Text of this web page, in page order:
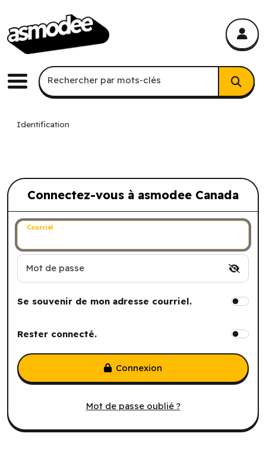
Menu
Recherche par mots-clés
Rechercher par mots-clés
Identification
Connectez-vous à asmodee Canada
Connectez-vous à asmodee Canada
Courriel
Mot de passe
Se souvenir de mon adresse courriel.
Rester connecté.
Mot de passe oublié ?
Connexion